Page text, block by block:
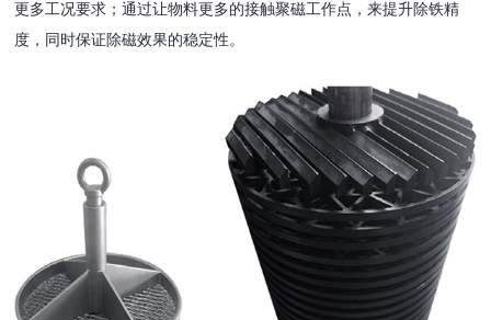
更多工况要求；通过让物料更多的接触聚磁工作点，来提升除铁精
度，同时保证除磁效果的稳定性。